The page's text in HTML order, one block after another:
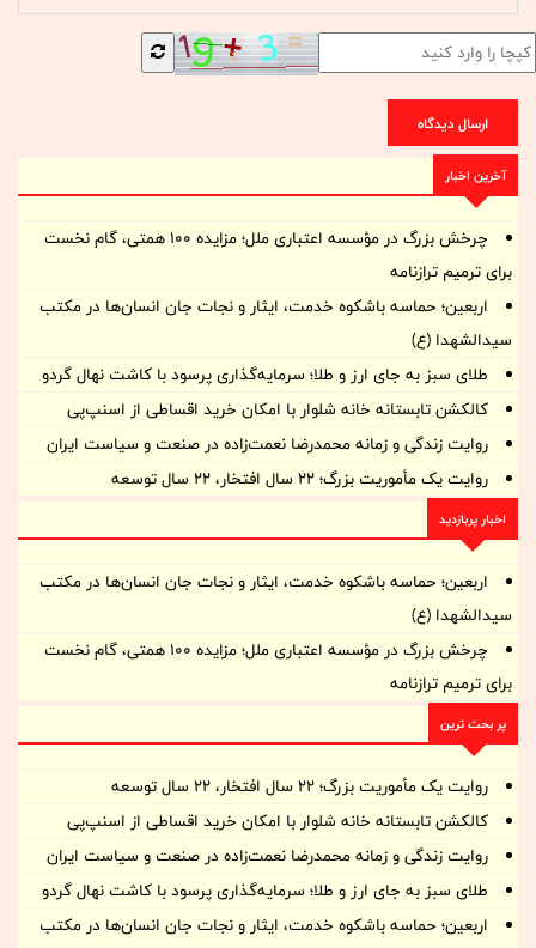
ارسال دیدگاه
آخرین اخبار
چرخش بزرگ در مؤسسه اعتباری ملل؛ مزایده ۱۰۰ همتی، گام نخست
برای ترمیم ترازنامه
اربعین؛ حماسه باشکوه خدمت، ایثار و نجات جان انسان‌ها در مکتب
سیدالشهدا (ع)
طلای سبز به جای ارز و طلا؛ سرمایه‌گذاری پرسود با کاشت نهال گردو
کالکشن تابستانه خانه شلوار با امکان خرید اقساطی از اسنپ‌پی
روایت زندگی و زمانه‌ محمدرضا نعمت‌زاده در صنعت و سیاست ایران
روایت یک مأموریت بزرگ؛ ۲۲ سال افتخار، ۲۲ سال توسعه
اخبار پربازدید
اربعین؛ حماسه باشکوه خدمت، ایثار و نجات جان انسان‌ها در مکتب
سیدالشهدا (ع)
چرخش بزرگ در مؤسسه اعتباری ملل؛ مزایده ۱۰۰ همتی، گام نخست
برای ترمیم ترازنامه
پر بحث ترین
روایت یک مأموریت بزرگ؛ ۲۲ سال افتخار، ۲۲ سال توسعه
کالکشن تابستانه خانه شلوار با امکان خرید اقساطی از اسنپ‌پی
روایت زندگی و زمانه‌ محمدرضا نعمت‌زاده در صنعت و سیاست ایران
طلای سبز به جای ارز و طلا؛ سرمایه‌گذاری پرسود با کاشت نهال گردو
اربعین؛ حماسه باشکوه خدمت، ایثار و نجات جان انسان‌ها در مکتب